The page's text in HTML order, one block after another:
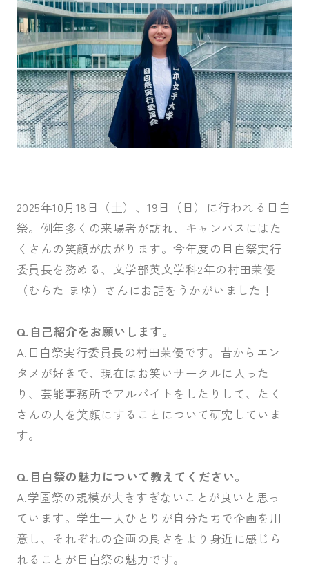
通信教育・生涯学習
受験生の皆さま
保護者等の皆さま
在学生の皆さま
卒業生の皆さま
学校法人日本女子大学
附属豊明幼稚園
附属豊明小学校
附属中学校
附属高等学校
日本女子大学通信教育課程
附属機関等
2025年10月18日（土）、19日（日）に行われる目白
祭。例年多くの来場者が訪れ、キャンパスにはた
くさんの笑顔が広がります。今年度の目白祭実行
委員長を務める、文学部英文学科2年の村田茉優
（むらた まゆ）さんにお話をうかがいました！
Q.自己紹介をお願いします。
A.目白祭実行委員長の村田茉優です。昔からエン
タメが好きで、現在はお笑いサークルに入った
り、芸能事務所でアルバイトをしたりして、たく
さんの人を笑顔にすることについて研究していま
す。
Q.目白祭の魅力について教えてください。
A.学園祭の規模が大きすぎないことが良いと思っ
ています。学生一人ひとりが自分たちで企画を用
意し、それぞれの企画の良さをより身近に感じら
れることが目白祭の魅力です。